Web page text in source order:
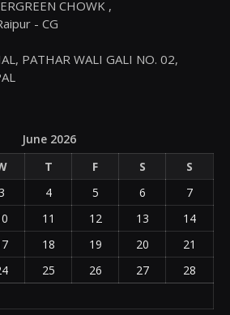
CHOWK ,
- CG
PATHAR WALI GALI NO. 02,
June 2026
T F S
S
4 5 6
7
11 12 13
14
18 19 20
21
25 26 27
28